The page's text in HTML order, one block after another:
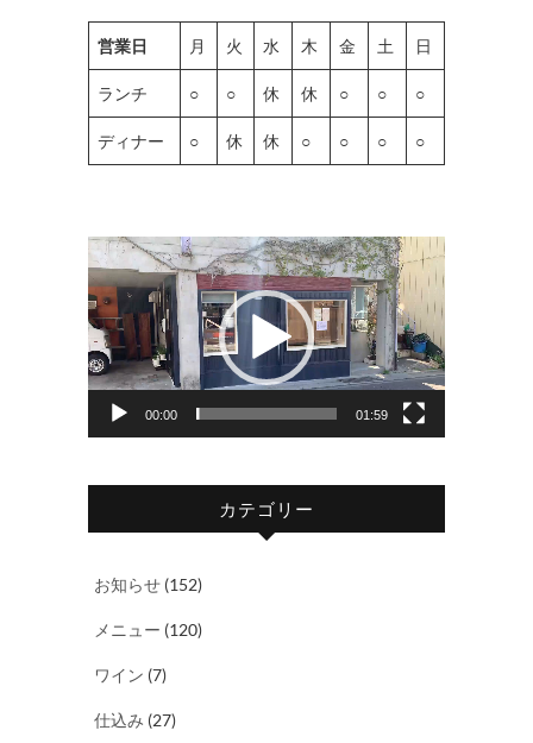
営業日 月 火 水 木 金 土 日
ランチ ○ ○ 休 休 ○ ○ ○
ディナー ○ 休 休 ○ ○ ○ ○
動
画
プ
レ
ー
00:00 01:59
カテゴリー
お知らせ (152)
メニュー (120)
ワイン (7)
仕込み (27)